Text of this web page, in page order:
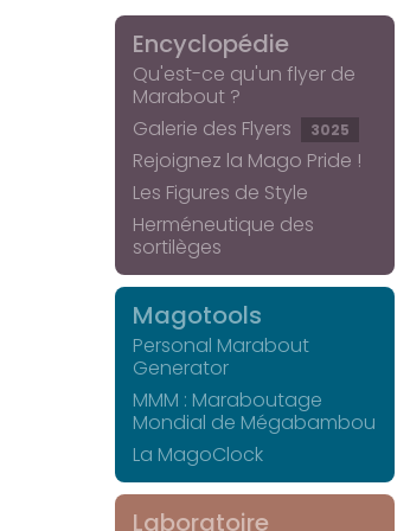
Encyclopédie
Qu'est-ce qu'un flyer de
Marabout ?
Galerie des Flyers
3025
Rejoignez la Mago Pride !
Les Figures de Style
Herméneutique des
sortilèges
Magotools
Personal Marabout
Generator
MMM : Maraboutage
Mondial de Mégabambou
La MagoClock
Laboratoire